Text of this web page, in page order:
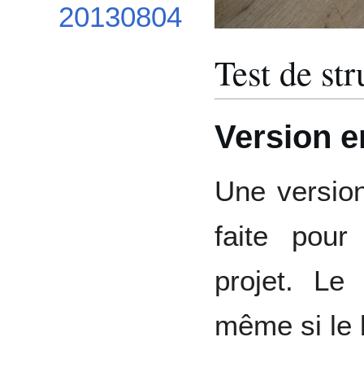
20130804
Test de
Version
Une
faite pour
projet. Le
même si le